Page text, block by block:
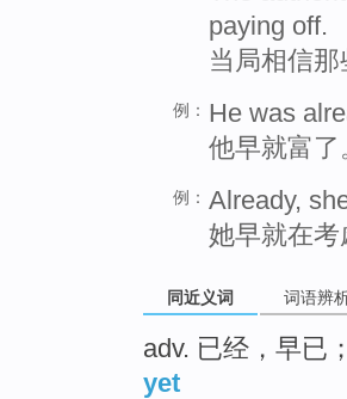
paying off.
当局相信
例： He was
他早就富了
例： Already,
她早就在考
同近义词 词语辨
adv. 已经，早已
yet